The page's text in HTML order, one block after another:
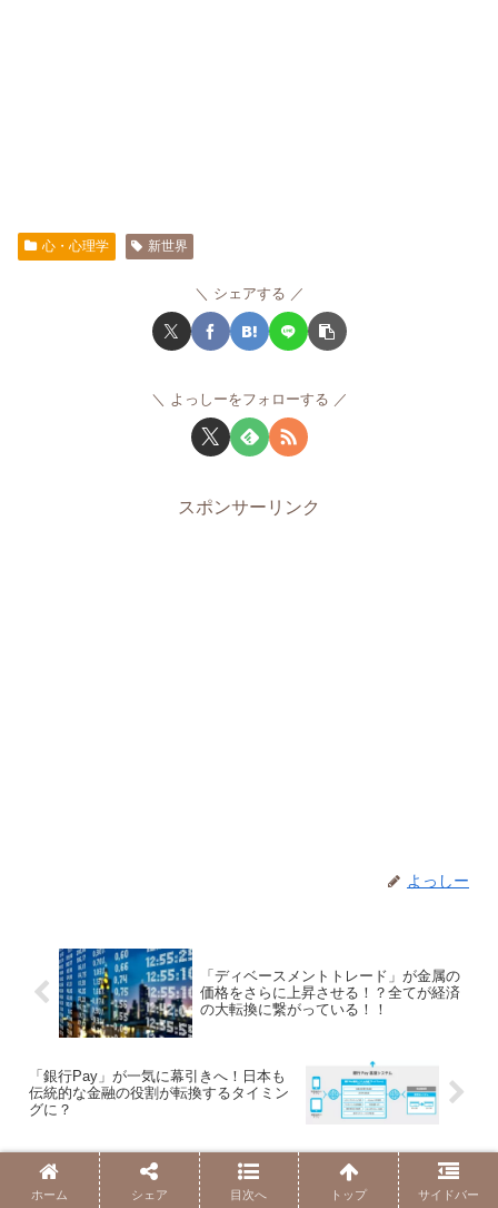
心・心理学 新世界
シェアする
よっしーをフォローする
スポンサーリンク
よっしー
「ディベースメントトレード」が金属の
価格をさらに上昇させる！？全てが経済
の大転換に繋がっている！！
「銀行Pay」が一気に幕引きへ！日本も
伝統的な金融の役割が転換するタイミン
グに？
コメント
ホーム シェア 目次へ トップ サイドバー